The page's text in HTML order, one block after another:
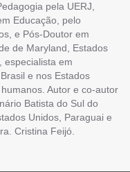
pela UERJ,
Educação, pelo
e Pós-Doutor em
de Maryland, Estados
especialista em
e nos Estados
Autor e co-autor
Batista do Sul do
Unidos, Paraguai e
Cristina Feijó.